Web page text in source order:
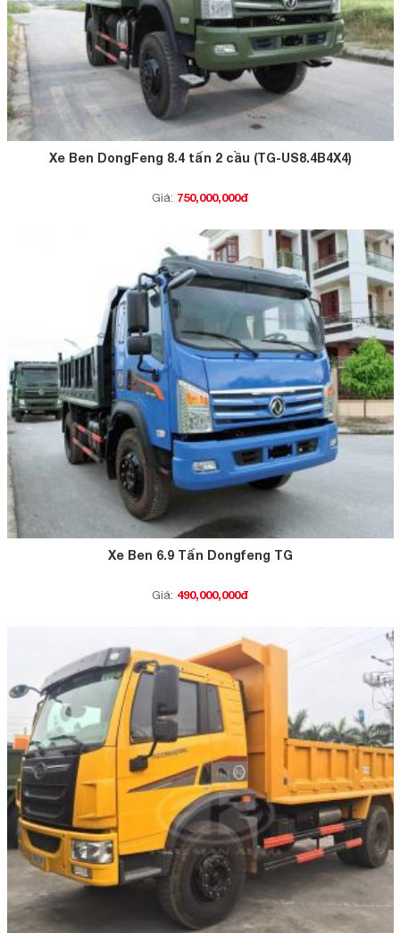
Xe Ben DongFeng 8.4 tấn 2 cầu (TG-US8.4B4X4)
Giá: 750,000,000đ
Xe Ben 6.9 Tấn Dongfeng TG
Giá: 490,000,000đ